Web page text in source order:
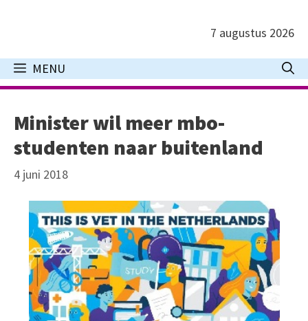
inhoud
7 augustus 2026
MENU
Minister wil meer mbo-
studenten naar buitenland
4 juni 2018